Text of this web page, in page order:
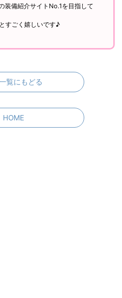
装備紹介サイトNo.1を目指して
すごく嬉しいです♪
覧にもどる
HOME